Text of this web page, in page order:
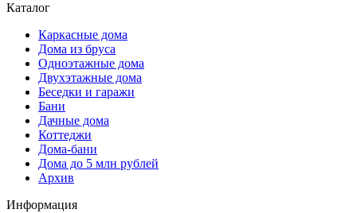
Каталог
Каркасные дома
Дома из бруса
Одноэтажные дома
Двухэтажные дома
Беседки и гаражи
Бани
Дачные дома
Коттеджи
Дома-бани
Дома до 5 млн рублей
Архив
Информация